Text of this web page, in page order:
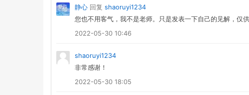
静心 回复 shaoruyi1234
您也不用客气，我不是老师。只是发表一下自己的见解，仅供
2022-05-30 10:46
shaoruyi1234
非常感谢！
2022-05-30 18:05